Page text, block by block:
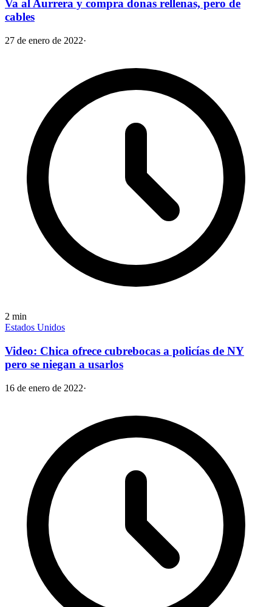
Va al Aurrera y compra donas rellenas, pero de
cables
27 de enero de 2022·
2 min
Estados Unidos
Video: Chica ofrece cubrebocas a policías de NY
pero se niegan a usarlos
16 de enero de 2022·